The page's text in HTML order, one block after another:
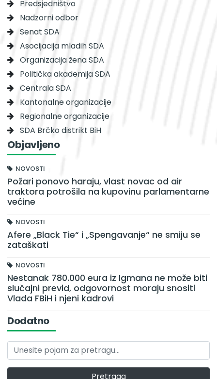
Predsjedništvo
Nadzorni odbor
Senat SDA
Asocijacija mladih SDA
Organizacija žena SDA
Politička akademija SDA
Centrala SDA
Kantonalne organizacije
Regionalne organizacije
SDA Brčko distrikt BiH
Objavljeno
NOVOSTI
Požari ponovo haraju, vlast novac od air
traktora potrošila na kupovinu parlamentarne
većine
NOVOSTI
Afere „Black Tie“ i „Spengavanje“ ne smiju se
zataškati
NOVOSTI
Nestanak 780.000 eura iz Igmana ne može biti
slučajni previd, odgovornost moraju snositi
Vlada FBiH i njeni kadrovi
Dodatno
Pretraga